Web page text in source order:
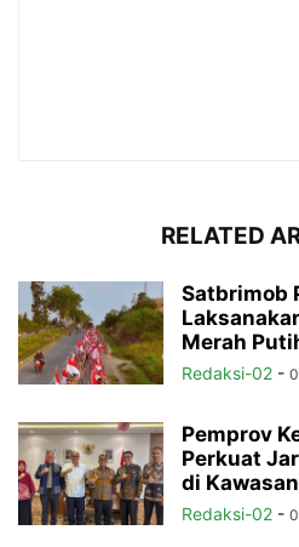
RELATED
Satbrimob
Merah
Redaksi-02 -
Pemprov
Perkuat
di
Redaksi-02 -